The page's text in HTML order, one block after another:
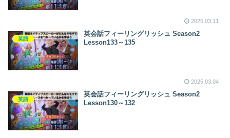
2025.03.11
英語
英会話フィーリングリッシュ Season2
Lesson133～135
2025.03.04
英語
英会話フィーリングリッシュ Season2
Lesson130～132